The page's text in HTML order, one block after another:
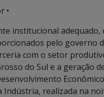
•
institucional
pelo governo
com o setor
do Sul e a geração
realizada na